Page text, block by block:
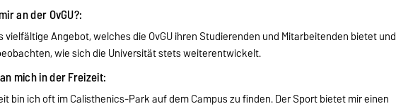
an der OvGU?:
vielfältige Angebot, welches die OvGU ihren Studierenden und Mitarbeitenden bietet und
wie sich die Universität stets weiterentwickelt.
mich in der Freizeit:
bin ich oft im Calisthenics-Park auf dem Campus zu finden. Der Sport bietet mir einen